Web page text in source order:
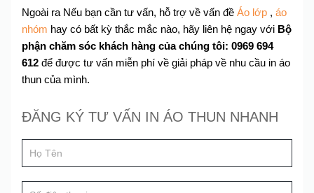
Ngoài ra Nếu bạn cần tư vấn, hỗ trợ về vấn đề Áo lớp , áo
nhóm hay có bất kỳ thắc mắc nào, hãy liên hệ ngay với Bộ
phận chăm sóc khách hàng của chúng tôi: 0969 694
612 để được tư vấn miễn phí về giải pháp về nhu cầu in áo
thun của mình.
Đăng
tư
If
are
human,
leave
ĐĂNG KÝ TƯ VẤN IN ÁO THUN NHANH